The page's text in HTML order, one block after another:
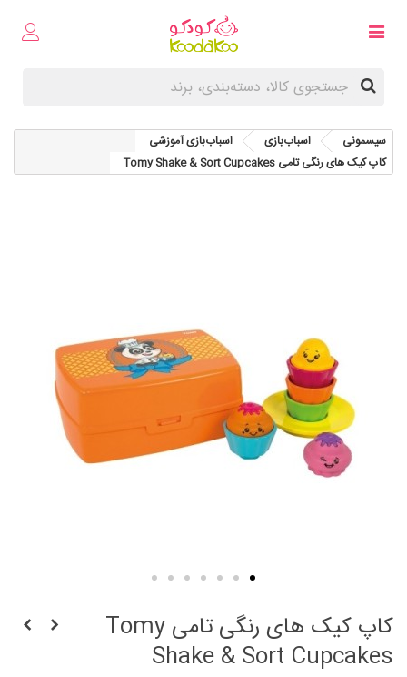
سیسمونی اسباب‌بازی
اسباب‌بازی آموزشی
کاپ کیک های رنگی تامی Tomy Shake & Sort Cupcakes
کاپ کیک های رنگی تامی Tomy
Shake & Sort Cupcakes